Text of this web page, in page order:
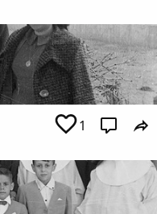
1